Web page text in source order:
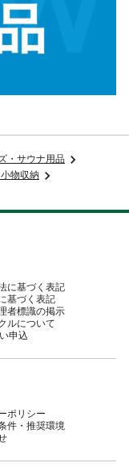
・サウナ用品
物収納
に基づく表記
基づく表記
者標識の掲示
ルについて
申込
ポリシー
件・推奨環境